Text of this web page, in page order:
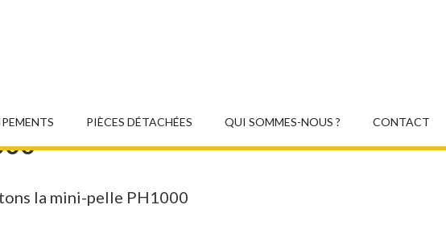
PIÈCES DÉTACHÉES QUI SOMMES-NOUS ? CONTACT
la mini-pelle PH1000